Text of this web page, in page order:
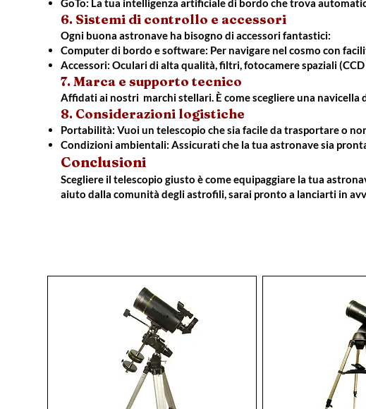
GoTo: La tua intelligenza artificiale di bordo che trova
6. Sistemi di controllo e accessori
Ogni buona astronave ha bisogno di accessori fantastici:
Computer di bordo e software: Per navigare nel cosmo con
Accessori: Oculari di alta qualità, filtri, fotocamere spaziali
7. Marca e supporto tecnico
Affidati ai nostri marchi stellari. È come scegliere una
8. Considerazioni logistiche
Portabilità: Vuoi un telescopio che sia facile da trasportare o
Condizioni ambientali: Assicurati che la tua astronave sia
Conclusioni
Scegliere il telescopio giusto è come equipaggiare la tua
aiuto dalla comunità degli astrofili, sarai pronto a lanciarti in